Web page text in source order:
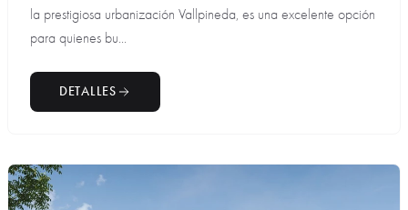
la prestigiosa urbanización Vallpineda, es una excelente opción
para quienes bu...
DETALLES